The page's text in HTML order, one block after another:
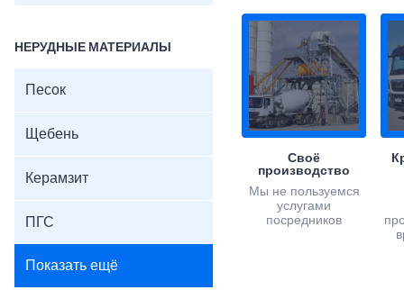
НЕРУДНЫЕ МАТЕРИАЛЫ
Песок
Щебень
Керамзит
ПГС
Показать ещё
Своё
производство
Мы не пользуемся
услугами
посредников